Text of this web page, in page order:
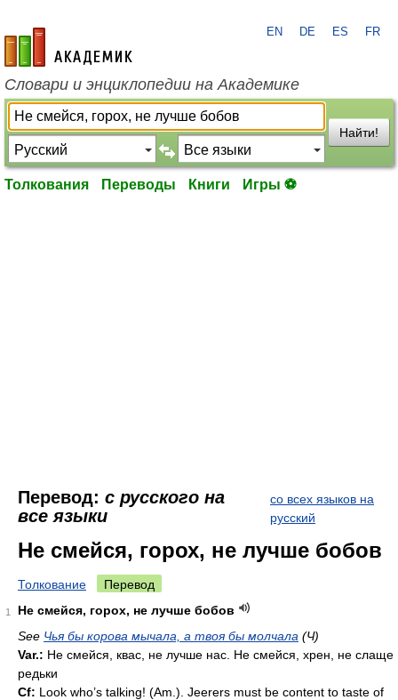
academic.ru
EN DE ES FR
Словари и энциклопедии на Академике
Найти!
Толкования Переводы Книги Игры ⚽
Перевод: с русского на
все языки
со всех языков на
русский
Не смейся, горох, не лучше бобов
Толкование Перевод
1
Не смейся, горох, не лучше бобов
See Чья бы корова мычала, а твоя бы молчала (Ч)
Var.: Не смейся, квас, не лучше нас. Не смейся, хрен, не слаще
редьки
Cf: Look who’s talking! (Am. ). Jeerers must be content to taste of